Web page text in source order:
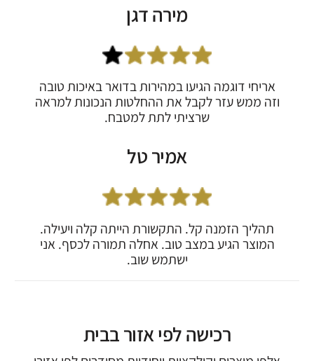
מירה דגן
אריחי דוגמה הגיעו במהירות בדואר באיכות טובה
וזה ממש עזר לקבל את ההחלטות הנכונות למראה
שרציתי לתת למטבח.
אמיר טל
תהליך הזמנה קל. התקשורת הייתה קלה ויעילה.
המוצר הגיע במצב טוב. אחלה תמורה לכסף. אני
ישתמש שוב.
רכישה לפי אזור בבית